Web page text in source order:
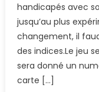
handicapés avec
jusqu’au plus
changement, il
des indices.Le jeu
sera donné un
carte […]